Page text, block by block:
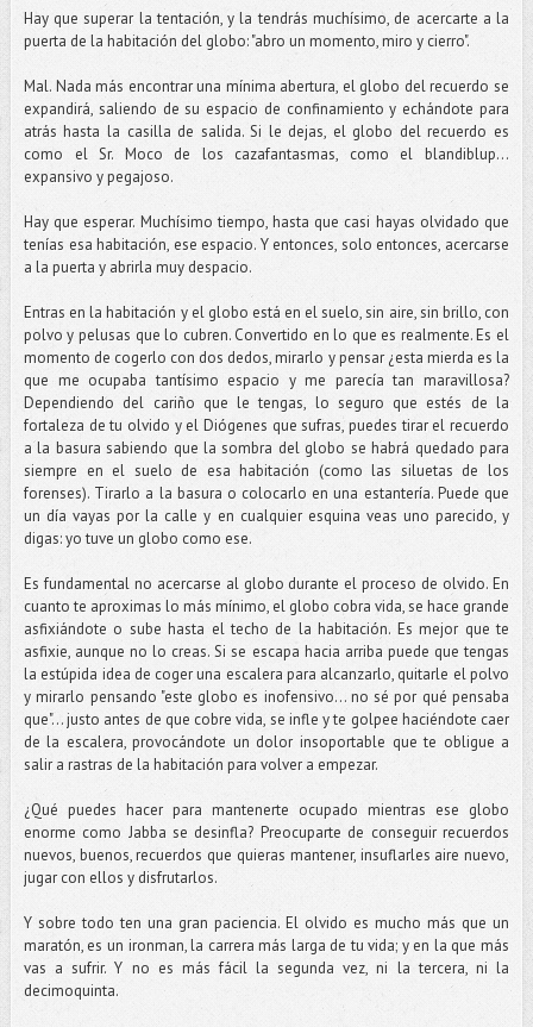
Hay que superar la tentación, y la tendrás muchísimo, de acercarte a la
puerta de la habitación del globo: "abro un momento, miro y cierro".
Mal. Nada más encontrar una mínima abertura, el globo del recuerdo se
expandirá, saliendo de su espacio de confinamiento y echándote para
atrás hasta la casilla de salida. Si le dejas, el globo del recuerdo es
como el Sr. Moco de los cazafantasmas, como el blandiblup...
expansivo y pegajoso.
Hay que esperar. Muchísimo tiempo, hasta que casi hayas olvidado que
tenías esa habitación, ese espacio. Y entonces, solo entonces, acercarse
a la puerta y abrirla muy despacio.
Entras en la habitación y el globo está en el suelo, sin aire, sin brillo, con
polvo y pelusas que lo cubren. Convertido en lo que es realmente. Es el
momento de cogerlo con dos dedos, mirarlo y pensar ¿esta mierda es la
que me ocupaba tantísimo espacio y me parecía tan maravillosa?
Dependiendo del cariño que le tengas, lo seguro que estés de la
fortaleza de tu olvido y el Diógenes que sufras, puedes tirar el recuerdo
a la basura sabiendo que la sombra del globo se habrá quedado para
siempre en el suelo de esa habitación (como las siluetas de los
forenses). Tirarlo a la basura o colocarlo en una estantería. Puede que
un día vayas por la calle y en cualquier esquina veas uno parecido, y
digas: yo tuve un globo como ese.
Es fundamental no acercarse al globo durante el proceso de olvido. En
cuanto te aproximas lo más mínimo, el globo cobra vida, se hace grande
asfixiándote o sube hasta el techo de la habitación. Es mejor que te
asfixie, aunque no lo creas. Si se escapa hacia arriba puede que tengas
la estúpida idea de coger una escalera para alcanzarlo, quitarle el polvo
y mirarlo pensando "este globo es inofensivo... no sé por qué pensaba
que"... justo antes de que cobre vida, se infle y te golpee haciéndote caer
de la escalera, provocándote un dolor insoportable que te obligue a
salir a rastras de la habitación para volver a empezar.
¿Qué puedes hacer para mantenerte ocupado mientras ese globo
enorme como Jabba se desinfla? Preocuparte de conseguir recuerdos
nuevos, buenos, recuerdos que quieras mantener, insuflarles aire nuevo,
jugar con ellos y disfrutarlos.
Y sobre todo ten una gran paciencia. El olvido es mucho más que un
maratón, es un ironman, la carrera más larga de tu vida; y en la que más
vas a sufrir. Y no es más fácil la segunda vez, ni la tercera, ni la
decimoquinta.